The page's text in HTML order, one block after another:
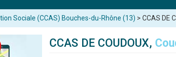
Sociale (CCAS) Bouches-du-Rhône (13) > CCAS DE
CCAS DE COUDOUX,